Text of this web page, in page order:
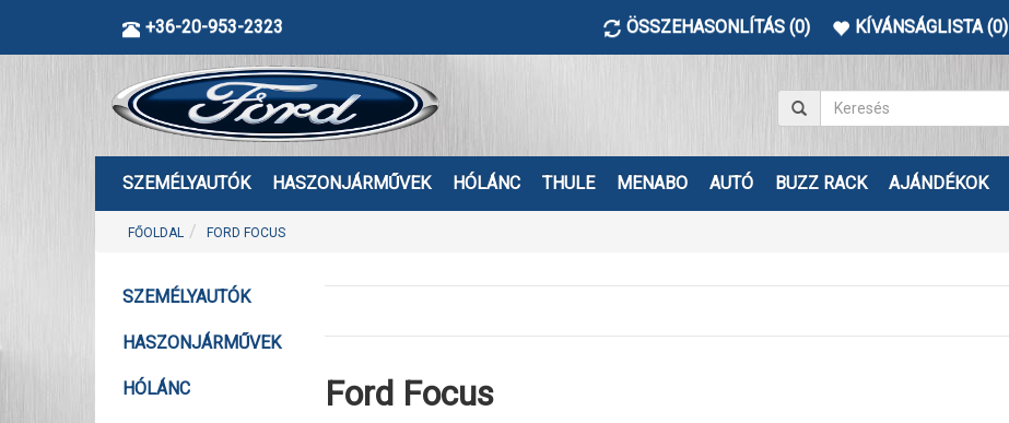
+36-20-953-2323 ÖSSZEHASONLÍTÁS (0) KÍVÁNSÁGLISTA (0)
SZEMÉLYAUTÓK HASZONJÁRMŰVEK HÓLÁNC THULE MENABO AUTÓ BUZZ RACK AJÁNDÉKOK
FŐOLDAL FORD FOCUS
SZEMÉLYAUTÓK
HASZONJÁRMŰVEK
HÓLÁNC Ford Focus